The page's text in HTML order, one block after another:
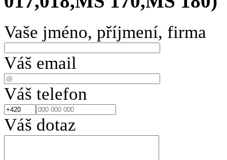
Vaše jméno, příjmení, firma
Váš email
Váš telefon
Váš dotaz